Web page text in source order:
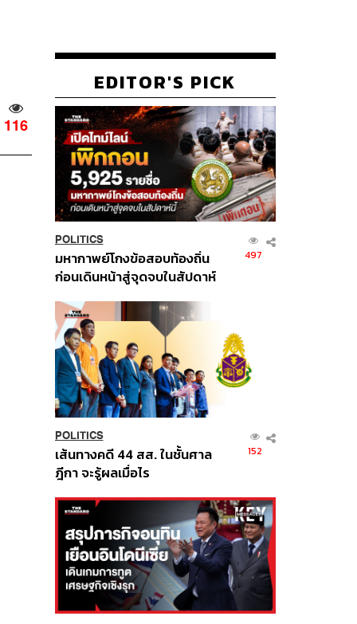
116
EDITOR'S PICK
POLITICS
มหากาพย์โกงข้อสอบท้องถิ่น
ก่อนเดินหน้าสู่จุดจบในสัปดาห์
497
POLITICS
เส้นทางคดี 44 สส. ในชั้นศาล
ฎีกา จะรู้ผลเมื่อไร
152